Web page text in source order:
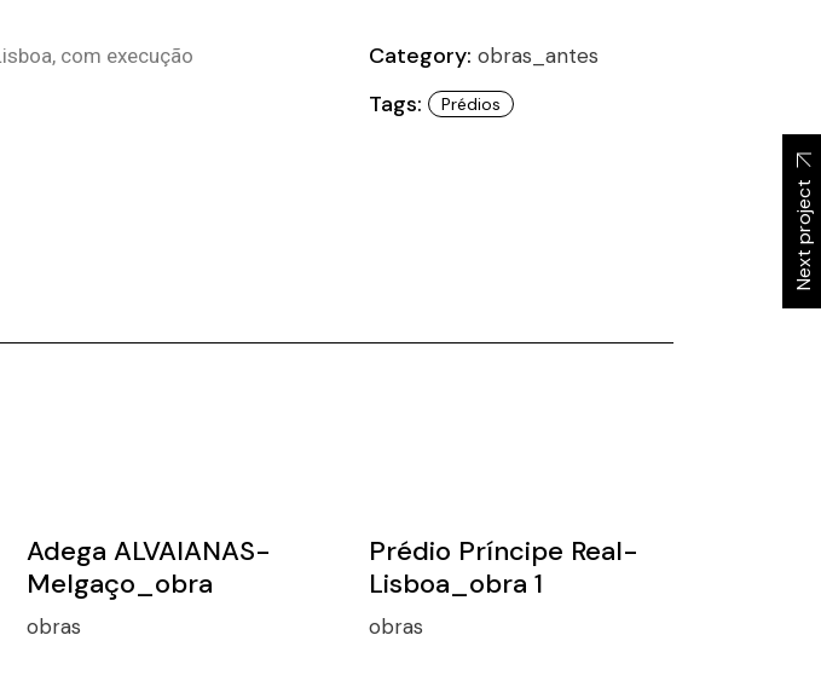
com execução
Category: obras_antes
Tags: Prédios
Next project
Adega ALVAIANAS-
Melgaço_obra
obras
Prédio Príncipe Real-
Lisboa_obra 1
obras